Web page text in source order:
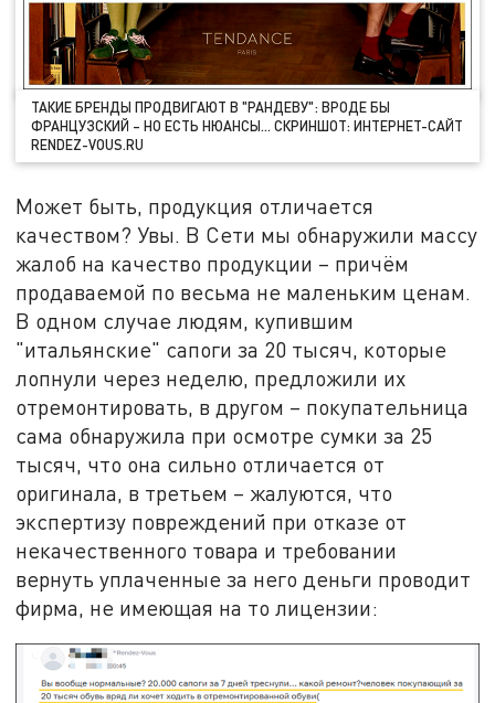
ТАКИЕ БРЕНДЫ ПРОДВИГАЮТ В "РАНДЕВУ": ВРОДЕ БЫ
ФРАНЦУЗСКИЙ – НО ЕСТЬ НЮАНСЫ… СКРИНШОТ: ИНТЕРНЕТ-САЙТ
RENDEZ-VOUS.RU
Может быть, продукция отличается
качеством? Увы. В Сети мы обнаружили массу
жалоб на качество продукции – причём
продаваемой по весьма не маленьким ценам.
В одном случае людям, купившим
"итальянские" сапоги за 20 тысяч, которые
лопнули через неделю, предложили их
отремонтировать, в другом – покупательница
сама обнаружила при осмотре сумки за 25
тысяч, что она сильно отличается от
оригинала, в третьем – жалуются, что
экспертизу повреждений при отказе от
некачественного товара и требовании
вернуть уплаченные за него деньги проводит
фирма, не имеющая на то лицензии: